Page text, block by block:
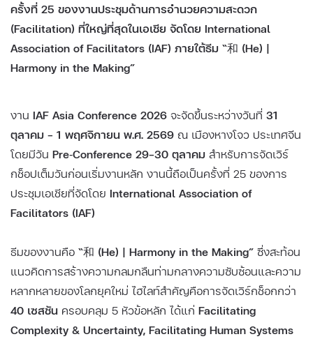
ครั้งที่ 25 ของงานประชุมด้านการอำนวยความสะดวก
(Facilitation) ที่ใหญ่ที่สุดในเอเชีย จัดโดย International
Association of Facilitators (IAF) ภายใต้ธีม “和 (He) |
Harmony in the Making”
งาน IAF Asia Conference 2026 จะจัดขึ้นระหว่างวันที่ 31
ตุลาคม – 1 พฤศจิกายน พ.ศ. 2569 ณ เมืองหางโจว ประเทศจีน
โดยมีวัน Pre‑Conference 29–30 ตุลาคม สำหรับการจัดเวิร์
กช็อปเต็มวันก่อนเริ่มงานหลัก งานนี้ถือเป็นครั้งที่ 25 ของการ
ประชุมเอเชียที่จัดโดย International Association of
Facilitators (IAF)
ธีมของงานคือ “和 (He) | Harmony in the Making” ซึ่งสะท้อน
แนวคิดการสร้างความกลมกลืนท่ามกลางความซับซ้อนและความ
หลากหลายของโลกยุคใหม่ ไฮไลท์สำคัญคือการจัดเวิร์กช็อกกว่า
40 เซสชัน ครอบคลุม 5 หัวข้อหลัก ได้แก่ Facilitating
Complexity & Uncertainty, Facilitating Human Systems